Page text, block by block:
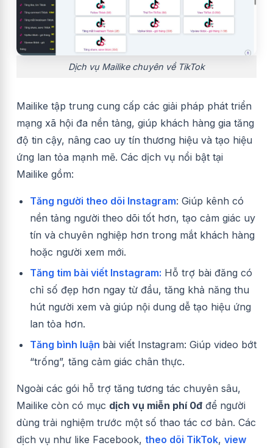
Dịch vụ Mailike chuyên về TikTok
Mailike tập trung cung cấp các giải pháp phát triển
mạng xã hội đa nền tảng, giúp khách hàng gia tăng
độ tin cậy, nâng cao uy tín thương hiệu và tạo hiệu
ứng lan tỏa mạnh mẽ. Các dịch vụ nổi bật tại
Mailike gồm:
Tăng người theo dõi Instagram: Giúp kênh có
nền tảng người theo dõi tốt hơn, tạo cảm giác uy
tín và chuyên nghiệp hơn trong mắt khách hàng
hoặc người xem mới.
Tăng tim bài viết Instagram: Hỗ trợ bài đăng có
chỉ số đẹp hơn ngay từ đầu, tăng khả năng thu
hút người xem và giúp nội dung dễ tạo hiệu ứng
lan tỏa hơn.
Tăng bình luận bài viết Instagram: Giúp video bớt
“trống”, tăng cảm giác chân thực.
Ngoài các gói hỗ trợ tăng tương tác chuyên sâu,
Mailike còn có mục dịch vụ miễn phí 0đ để người
dùng trải nghiệm trước một số thao tác cơ bản. Các
dịch vụ như like Facebook, theo dõi TikTok, view